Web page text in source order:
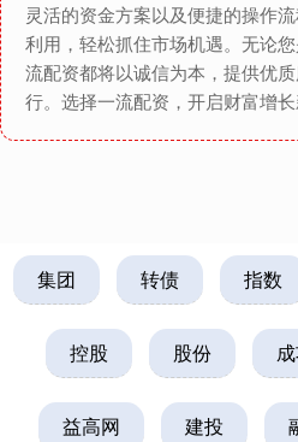
灵活的资金方案以及便捷的操作
利用，轻松抓住市场机遇。无论
流配资都将以诚信为本，提供优
行。选择一流配资，开启财富增长
集团 转债 指数
控股 股份
益高网 建投